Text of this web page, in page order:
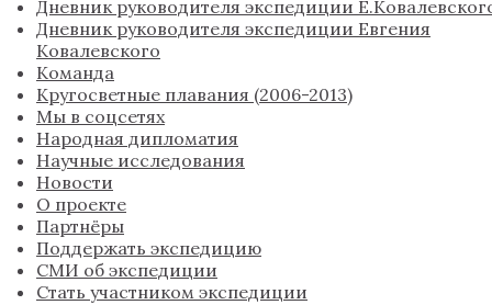
Дневник руководителя экспедиции
Дневник руководителя экспедиции Евгения
Ковалевского
Команда
Кругосветные плавания (2006-2013)
Мы в соцсетях
Народная дипломатия
Научные исследования
Новости
О проекте
Партнёры
Поддержать экспедицию
СМИ об экспедиции
Стать участником экспедиции